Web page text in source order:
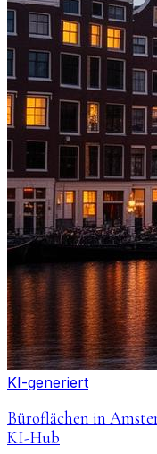
KI-generiert
Büroflächen in
KI-Hub